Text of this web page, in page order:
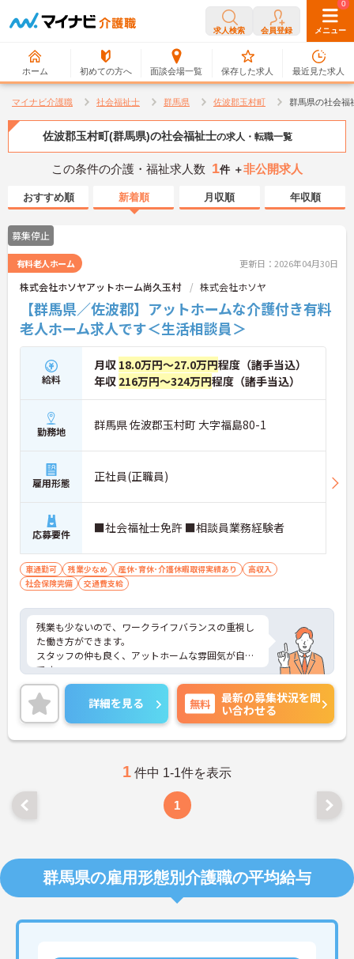
求人検索 会員登録 メニュー
ホーム 初めての方へ 面談会場一覧
0
保存した求人
0
最近見た求人
マイナビ介護職 社会福祉士 群馬県 佐波郡玉村町 群馬県の社会福
佐波郡玉村町(群馬県)の社会福祉士の求人・転職一覧
この条件の介護・福祉求人数 1件 ＋非公開求人
おすすめ順 新着順 月収順 年収順
募集停止
有料老人ホーム 更新日：2026年04月30日
株式会社ホソヤアットホーム尚久玉村 株式会社ホソヤ
【群馬県／佐波郡】アットホームな介護付き有料
老人ホーム求人です＜生活相談員＞
給料
月収 18.0万円～27.0万円程度（諸手当込）
年収 216万円～324万円程度（諸手当込）
勤務地 群馬県 佐波郡玉村町 大字福島80-1
雇用形態 正社員(正職員)
応募要件 ■社会福祉士免許 ■相談員業務経験者
車通勤可 残業少なめ 産休･育休･介護休暇取得実績あり
高収入
社会保険完備
交通費支給
残業も少ないので、ワークライフバランスの重視し
た働き方ができます。
スタッフの仲も良く、アットホームな雰囲気が自慢
です。
ご興味ある方には、面接対策ポイントなど、詳細を
お話しいたしますのでお気軽にご相談ください。
詳細を見る 無料
最新の募集状況を問
い合わせる
1 件中 1-1件を表示
1
群馬県の雇用形態別介護職の平均給与